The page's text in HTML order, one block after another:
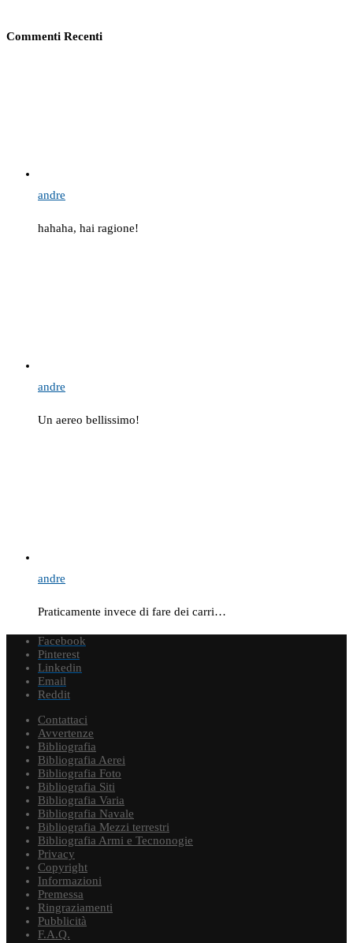
Commenti Recenti
andre
hahaha, hai ragione!
andre
Un aereo bellissimo!
andre
Praticamente invece di fare dei carri…
Facebook
Pinterest
Linkedin
Email
Reddit
Contattaci
Avvertenze
Bibliografia
Bibliografia Aerei
Bibliografia Foto
Bibliografia Siti
Bibliografia Varia
Bibliografia Navale
Bibliografia Mezzi terrestri
Bibliografia Armi e Tecnonogie
Privacy
Copyright
Informazioni
Premessa
Ringraziamenti
Pubblicità
F.A.Q.